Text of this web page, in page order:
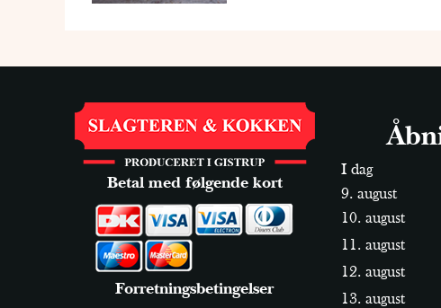
Betal med følgende kort
Forretningsbetingelser
I dag
9. august
10. august
11. august
12. august
13. august